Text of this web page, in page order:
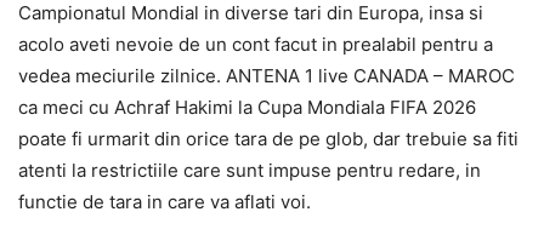
Campionatul Mondial in diverse tari din Europa, insa si
acolo aveti nevoie de un cont facut in prealabil pentru a
vedea meciurile zilnice. ANTENA 1 live CANADA – MAROC
ca meci cu Achraf Hakimi la Cupa Mondiala FIFA 2026
poate fi urmarit din orice tara de pe glob, dar trebuie sa fiti
atenti la restrictiile care sunt impuse pentru redare, in
functie de tara in care va aflati voi.